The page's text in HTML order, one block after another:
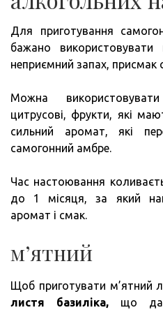
Для приготування
бажано використовувати
неприємний запах, присмак
Можна
цитрусові, фрукти, які
сильний аромат, які
самогонний амбре.
Час настоювання
до 1 місяця, за який
аромат і смак.
м’ятний
Щоб приготувати м’ятний
листя базиліка, що